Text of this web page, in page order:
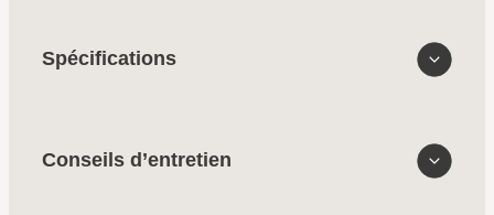
Spécifications
Conseils d’entretien